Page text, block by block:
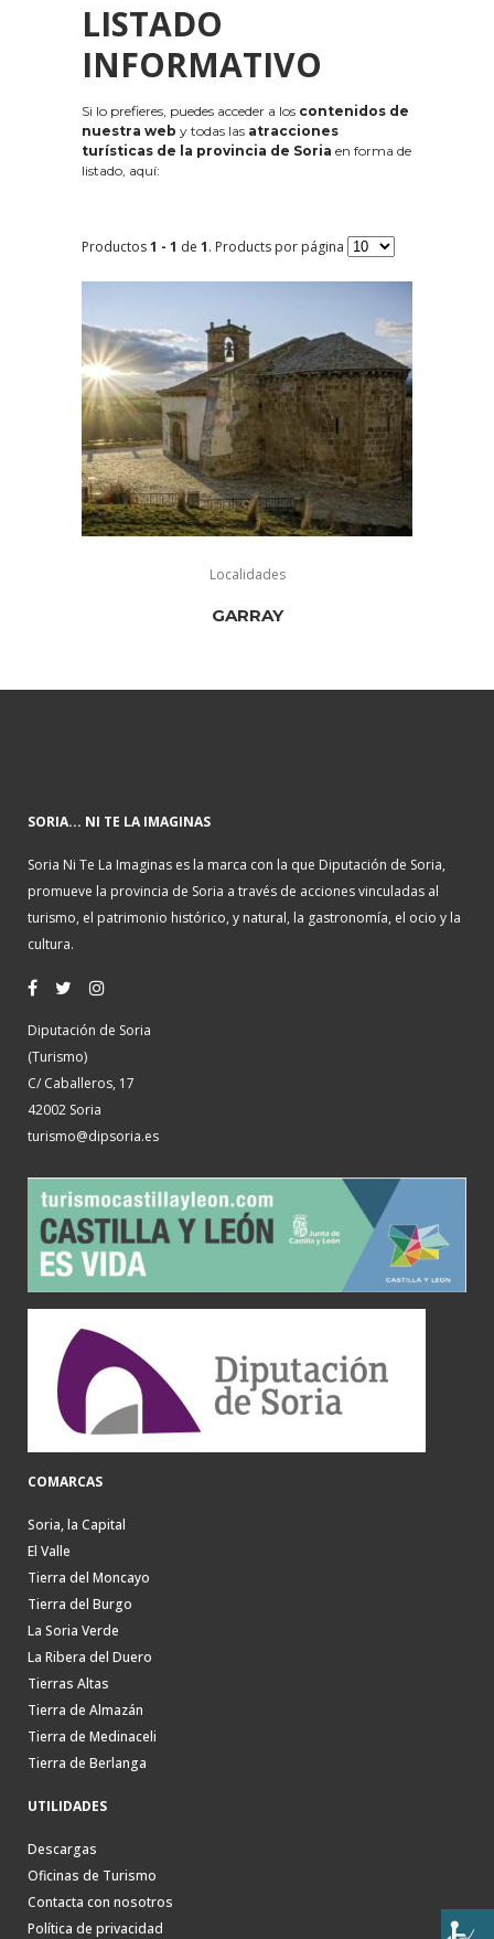
LISTADO
INFORMATIVO
Si lo prefieres, puedes acceder a los contenidos de
nuestra web y todas las atracciones
turísticas de la provincia de Soria en forma de
listado, aquí:
Productos1 - 1 de 1. Products por página
Localidades
GARRAY
SORIA... NI TE LA IMAGINAS
Soria Ni Te La Imaginas es la marca con la que Diputación de Soria,
promueve la provincia de Soria a través de acciones vinculadas al
turismo, el patrimonio histórico, y natural, la gastronomía, el ocio y la
cultura.
Diputación de Soria
(Turismo)
C/ Caballeros, 17
42002 Soria
turismo@dipsoria.es
COMARCAS
Soria, la Capital
El Valle
Tierra del Moncayo
Tierra del Burgo
La Soria Verde
La Ribera del Duero
Tierras Altas
Tierra de Almazán
Tierra de Medinaceli
Tierra de Berlanga
UTILIDADES
Descargas
Oficinas de Turismo
Contacta con nosotros
Política de privacidad